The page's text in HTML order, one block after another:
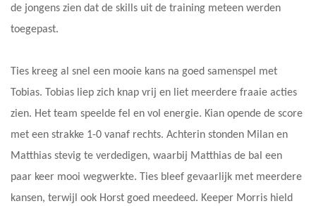
de jongens zien dat de skills uit de training meteen werden
toegepast.
Ties kreeg al snel een mooie kans na goed samenspel met
Tobias. Tobias liep zich knap vrij en liet meerdere fraaie acties
zien. Het team speelde fel en vol energie. Kian opende de score
met een strakke 1-0 vanaf rechts. Achterin stonden Milan en
Matthias stevig te verdedigen, waarbij Matthias de bal een
paar keer mooi wegwerkte. Ties bleef gevaarlijk met meerdere
kansen, terwijl ook Horst goed meedeed. Keeper Morris hield